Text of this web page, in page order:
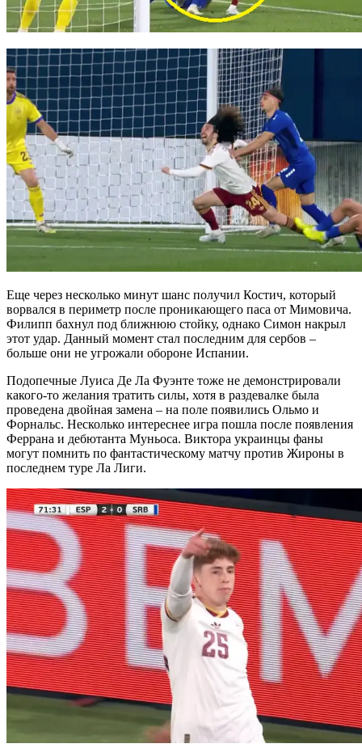
Еще через несколько минут шанс получил Костич, который
ворвался в периметр после проникающего паса от Мимовича.
Филипп бахнул под ближнюю стойку, однако Симон накрыл
этот удар. Данный момент стал последним для сербов –
больше они не угрожали обороне Испании.
Подопечные Луиса Де Ла Фуэнте тоже не демонстрировали
какого-то желания тратить силы, хотя в раздевалке была
проведена двойная замена – на поле появились Ольмо и
Форнальс. Несколько интереснее игра пошла после появления
Феррана и дебютанта Муньоса. Виктора украинцы фаны
могут помнить по фантастическому матчу против Жироны в
последнем туре Ла Лиги.